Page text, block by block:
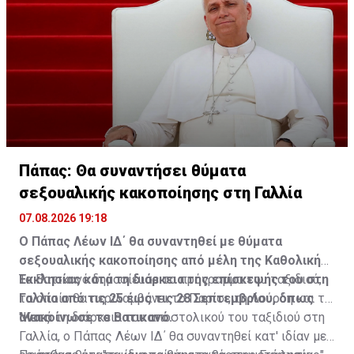
ομοσπονδιακής πρωτεύουσας, τα κυβερνητικά κτίρια
και τα εθνικά μνημεία. Πρόσφατα, άλλο δικαστήριο
αποφάνθηκε ότι ο πρόεδρος παρανόμως πρόσθεσε το
όνομά του στο Κέντρο Τεχνών Κένεντι και τον διέταξε
Πάπας: Θα συναντήσει θύματα
σεξουαλικής κακοποίησης στη Γαλλία
07.08.2026 19:18
Ο Πάπας Λέων ΙΔ΄ θα συναντηθεί με θύματα
σεξουαλικής κακοποίησης από μέλη της Καθολικής
Εκκλησίας κατά τη διάρκεια της επίσκεψής του στη
Γαλλία από τις 25 έως τις 28 Σεπτεμβρίου, όπως
ανακοίνωσε το Βατικανό.
Το Βατικανό δημοσίευσε το πρόγραμμα του ταξιδιού,
το οποίο θα περιλαμβάνει το Παρίσι, τη Λούρδη και το
Μετς.
"Κατά τη διάρκεια του αποστολικού του ταξιδιού στη
Γαλλία, ο Πάπας Λέων ΙΔ΄ θα συναντηθεί κατ' ιδίαν με